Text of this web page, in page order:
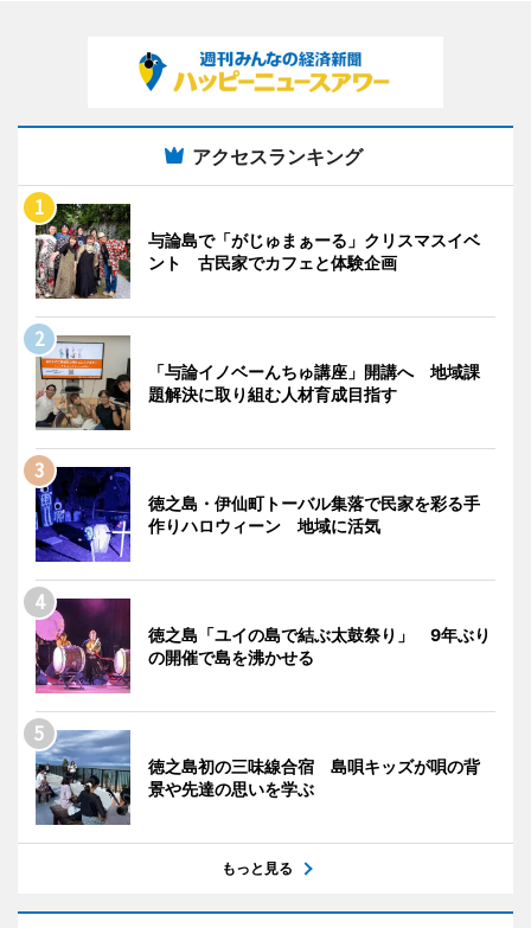
アクセスランキング
与論島で「がじゅまぁーる」クリスマスイベ
ント 古民家でカフェと体験企画
「与論イノベーんちゅ講座」開講へ 地域課
題解決に取り組む人材育成目指す
徳之島・伊仙町トーバル集落で民家を彩る手
作りハロウィーン 地域に活気
徳之島「ユイの島で結ぶ太鼓祭り」 9年ぶり
の開催で島を沸かせる
徳之島初の三味線合宿 島唄キッズが唄の背
景や先達の思いを学ぶ
もっと見る